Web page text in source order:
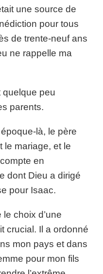
une source de
pour tous
de trente-neuf ans
ne rappelle ma
quelque peu
parents.
là, le père
le mariage, et le
en
dont Dieu a dirigé
pour Isaac.
choix d’une
crucial. Il a ordonné
mon pays et dans
pour mon fils